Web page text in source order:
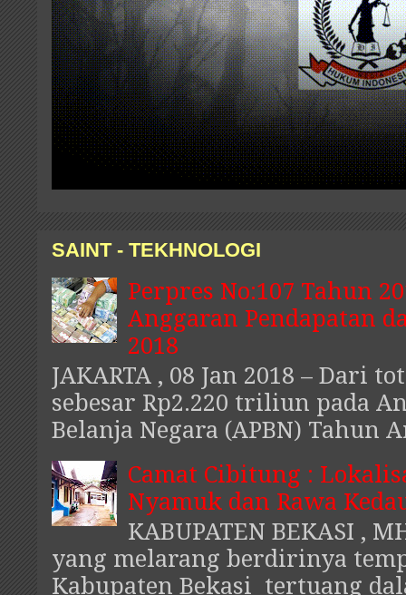
SAINT - TEKHNOLOGI
Perpres No:107 Tahun
Anggaran Pendapatan
2018
JAKARTA , 08 Jan 2018 – Dari
sebesar Rp2.220 triliun pada
Belanja Negara (APBN) Tahun
Camat Cibitung :
Nyamuk dan Rawa
KABUPATEN BEKASI ,
yang melarang berdirinya
Kabupaten Bekasi tertuang